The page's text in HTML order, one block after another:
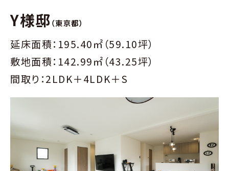
Y様邸（東京都）
延床面積：195.40㎡（59.10坪）
敷地面積：142.99㎡（43.25坪）
間取り：2LDK＋4LDK＋S